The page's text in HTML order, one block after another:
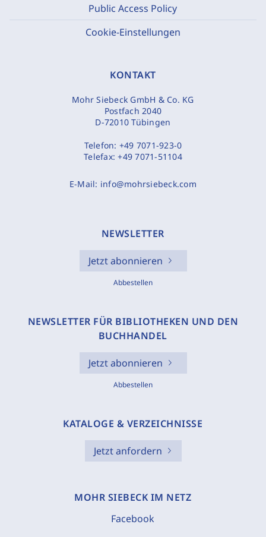
Public Access Policy
Cookie-Einstellungen
KONTAKT
Mohr Siebeck GmbH & Co. KG
Postfach 2040
D-72010 Tübingen
Telefon: +49 7071-923-0
Telefax:+49 7071-51104
E-Mail: info@mohrsiebeck.com
NEWSLETTER
Jetzt abonnieren
Abbestellen
NEWSLETTER FÜR BIBLIOTHEKEN UND DEN
BUCHHANDEL
Jetzt abonnieren
Abbestellen
KATALOGE & VERZEICHNISSE
Jetzt anfordern
MOHR SIEBECK IM NETZ
Facebook